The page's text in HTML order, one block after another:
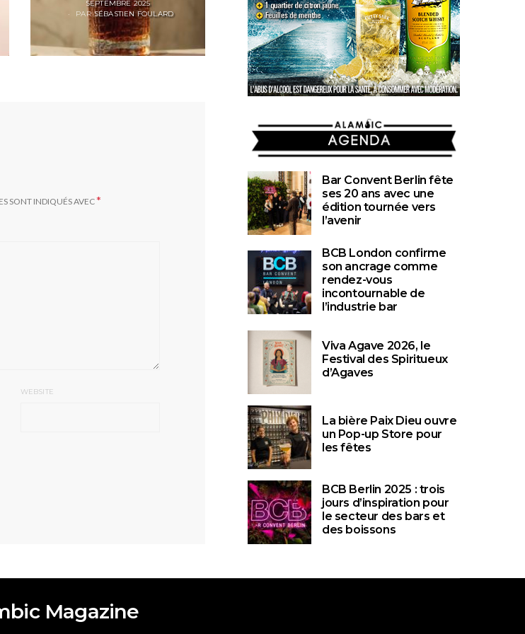
POSTED
ON
SEPTEMBRE 2025
PAR SÉBASTIEN FOULARD
ON
PAR SÉBASTIEN FOULARD
SONT INDIQUÉS AVEC*
WEBSITE
AGENDA
Bar Convent Berlin fête
ses 20 ans avec une
édition tournée vers
l’avenir
BCB London confirme
son ancrage comme
rendez-vous
incontournable de
l’industrie bar
Viva Agave 2026, le
Festival des Spiritueux
d’Agaves
La bière Paix Dieu ouvre
un Pop-up Store pour
les fêtes
BCB Berlin 2025 : trois
jours d’inspiration pour
le secteur des bars et
des boissons
Magazine